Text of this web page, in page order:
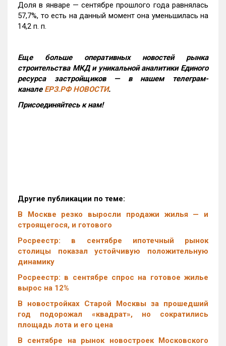
Доля в январе — сентябре прошлого года равнялась
57,7%, то есть на данный момент она уменьшилась на
14,2 п. п.
Еще больше оперативных новостей рынка
строительства МКД и уникальной аналитики Единого
ресурса застройщиков — в нашем телеграм-
канале ЕРЗ.РФ НОВОСТИ.
Присоединяйтесь к нам!
Другие публикации по теме:
В Москве резко выросли продажи жилья — и
строящегося, и готового
Росреестр: в сентябре ипотечный рынок
столицы показал устойчивую положительную
динамику
Росреестр: в сентябре спрос на готовое жилье
вырос на 12%
В новостройках Старой Москвы за прошедший
год подорожал «квадрат», но сократились
площадь лота и его цена
В сентябре на рынок новостроек Московского